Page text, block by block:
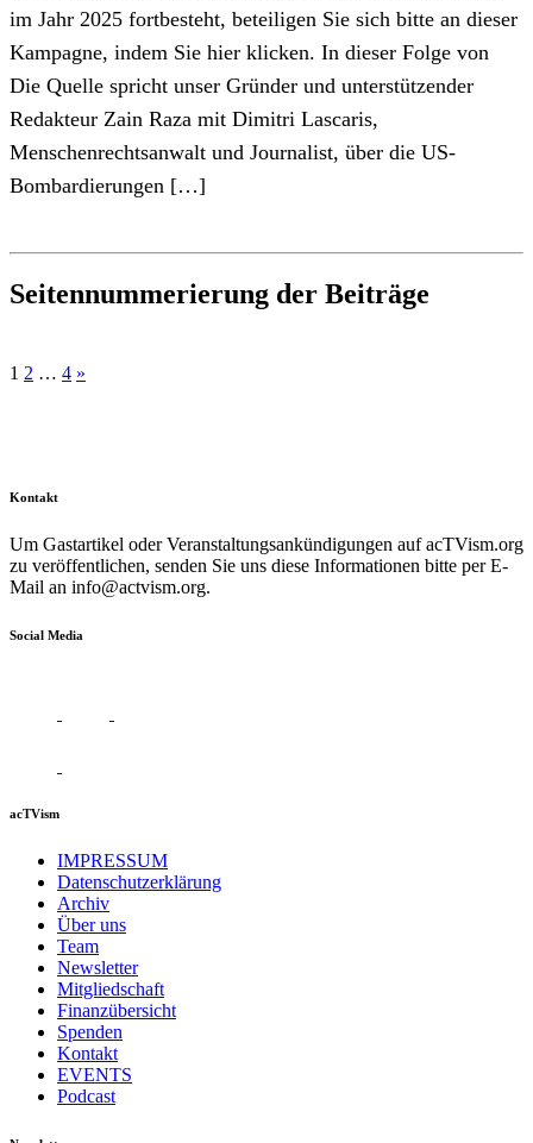
im Jahr 2025 fortbesteht, beteiligen Sie sich bitte an dieser
Kampagne, indem Sie hier klicken. In dieser Folge von
Die Quelle spricht unser Gründer und unterstützender
Redakteur Zain Raza mit Dimitri Lascaris,
Menschenrechtsanwalt und Journalist, über die US-
Bombardierungen […]
Seitennummerierung der Beiträge
1 2 … 4 »
Kontakt
Um Gastartikel oder Veranstaltungsankündigungen auf acTVism.org
zu veröffentlichen, senden Sie uns diese Informationen bitte per E-
Mail an info@actvism.org.
Social Media
acTVism
IMPRESSUM
Datenschutzerklärung
Archiv
Über uns
Team
Newsletter
Mitgliedschaft
Finanzübersicht
Spenden
Kontakt
EVENTS
Podcast